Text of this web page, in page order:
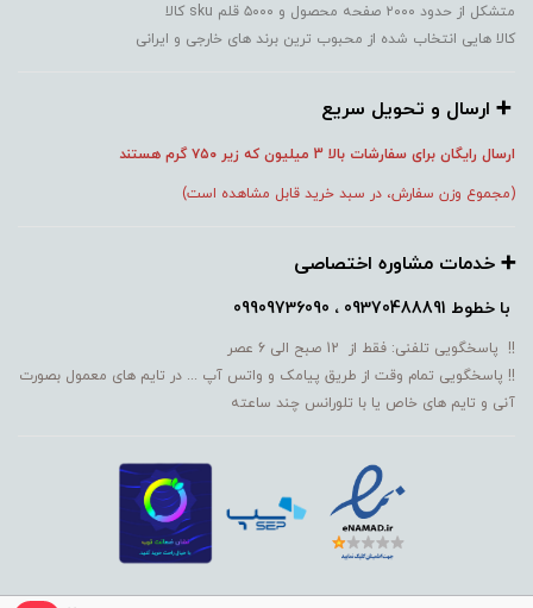
متشکل از حدود ۲۰۰۰ صفحه محصول و ۵۰۰۰ قلم sku کالا
کالا هایی انتخاب شده از محبوب ترین برند های خارجی و ایرانی
➕️ ارسال و تحویل سریع
ارسال رایگان برای سفارشات بالا 3 میلیون که زیر ۷۵۰ گرم هستند
(مجموع وزن سفارش، در سبد خرید قابل مشاهده است)
➕️ خدمات مشاوره اختصاصی
با خطوط 09370488891 ، 09909736090
!! پاسخگویی تلفنی: فقط از 12 صبح الی 6 عصر
!! پاسخگویی تمام وقت از طریق پیامک و واتس آپ ... در تایم های معمول بصورت
آنی و تایم های خاص یا با تلورانس چند ساعته